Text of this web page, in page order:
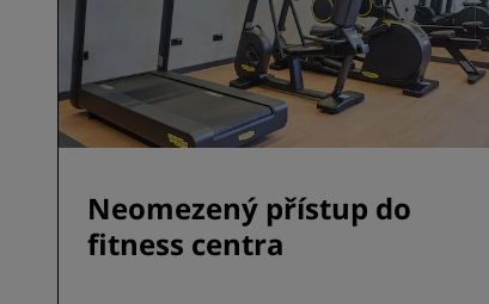
Neomezený přístup do
fitness centra